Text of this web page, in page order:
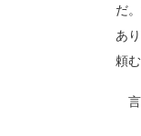
だ
あ
頼
言